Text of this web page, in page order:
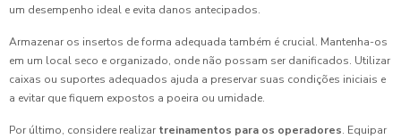
um desempenho ideal e evita danos antecipados.
Armazenar os insertos de forma adequada também é crucial. Mantenha-os
em um local seco e organizado, onde não possam ser danificados. Utilizar
caixas ou suportes adequados ajuda a preservar suas condições iniciais e
a evitar que fiquem expostos a poeira ou umidade.
Por último, considere realizar treinamentos para os operadores. Equipar